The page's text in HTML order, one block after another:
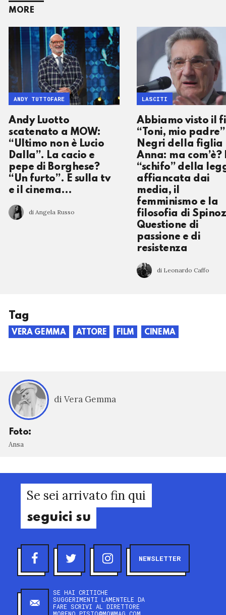
MORE
Andy Luotto
scatenato a MOW:
“Ultimo non è Lucio
Dalla”. La cacio e
pepe di Borghese?
“Un furto”. E sulla tv
e il cinema…
di Angela Russo
ANDY TUTTOFARE
Abbiamo visto il
“Toni, mio padre”
Negri della figlia
Anna: ma com’è?
“schifo” della
affiancata dai
media, il
femminismo e la
filosofia di
Questione di
passione e di
resistenza
di Leonardo Caffo
LASCITI
Tag
VERA GEMMA ATTORE FILM CINEMA
di Vera Gemma
Foto:
Ansa
Se sei arrivato fin qui
seguici su
NEWSLETTER
SE HAI CRITICHE
SUGGERIMENTI LAMENTELE DA
FARE SCRIVI AL DIRETTORE